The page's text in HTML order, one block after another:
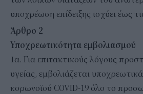
υποχρέωση επίδειξης ισχύει έως
Άρθρο 2
Υποχρεωτικότητα εμβολιασμού
1α. Για επιτακτικούς λόγους
υγείας, εμβολιάζεται
κορωνοϊού COVID-19 όλο το